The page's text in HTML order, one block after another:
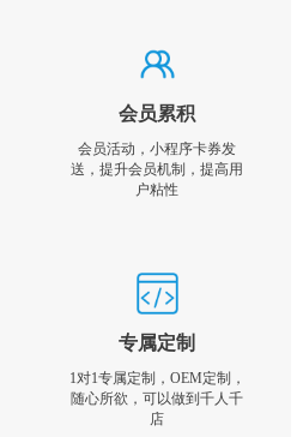
会员累积
会员活动，小程序卡券发
送，提升会员机制，提高用
户粘性
专属定制
1对1专属定制，OEM定制，
随心所欲，可以做到千人千
店